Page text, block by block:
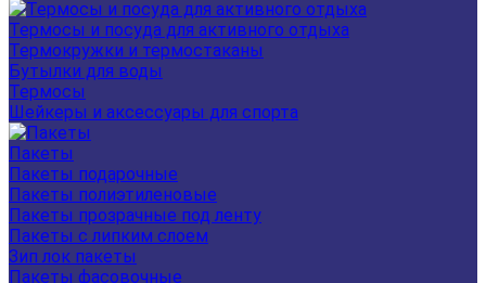
Термосы и посуда для активного отдыха
Термокружки и термостаканы
Бутылки для воды
Термосы
Шейкеры и аксессуары для спорта
Пакеты
Пакеты подарочные
Пакеты полиэтиленовые
Пакеты прозрачные под ленту
Пакеты с липким слоем
Зип лок пакеты
Пакеты фасовочные